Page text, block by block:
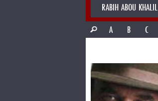
RABIH ABOU KHALIL
A
B C